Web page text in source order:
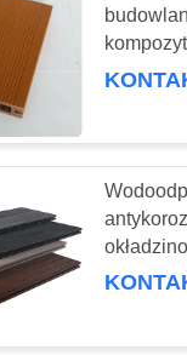
tworzywa